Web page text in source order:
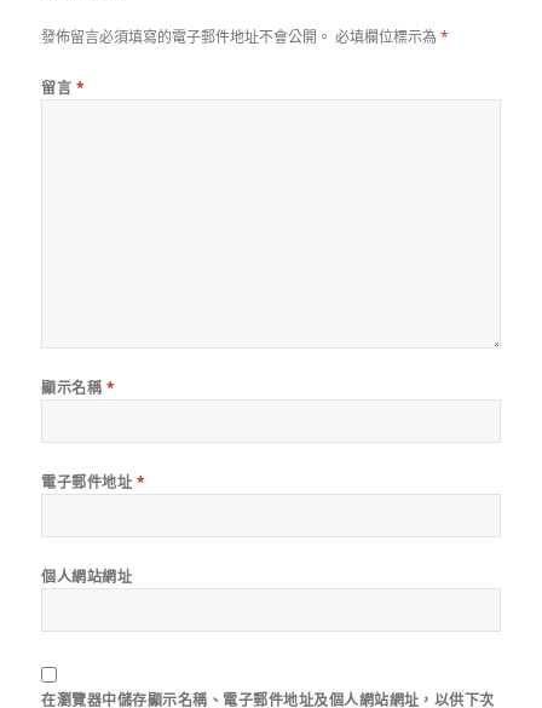
發佈留言必須填寫的電子郵件地址不會公開。 必填欄位標示為*
留言 *
顯示名稱 *
電子郵件地址 *
個人網站網址
在瀏覽器中儲存顯示名稱、電子郵件地址及個人網站網址，以供下次